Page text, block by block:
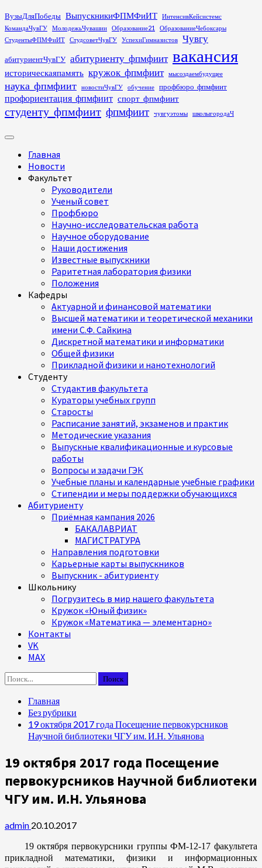
Перейти
к
содержимому
ВузыДляПобеды ВыпускникиФПМФиИТ
ИнтенсивКейсистемс
КомандаЧувГУ
МолодежьЧувашии Образование21
ОбразованиеЧебоксары
СтудентыФПМФиИТ
СтудсоветЧувГУ УспехиГимназистов Чувгу
абитуриентЧувГУ абитуриенту_фпмфиит вакансия
историческаяпамять кружок_фпмфиит мысоздаембудущее
наука_фпмфиит новостиЧувГУ обучение профбюро_фпмфиит
профориентация_фпмфиит спорт_фпмфиит
студенту_фпмфиит фпмфиит чувгуэтомы школыгородаЧ
Основное
Главная
Новости
Факультет
Руководители
Ученый совет
Профбюро
Научно-исследовательская работа
Научное оборудование
Наши достижения
Известные выпускники
Раритетная лаборатория физики
Положения
Кафедры
Актуарной и финансовой математики
Высшей математики и теоретической механики
имени С.Ф. Сайкина
Дискретной математики и информатики
Общей физики
Прикладной физики и нанотехнологий
Студенту
Студактив факультета
Кураторы учебных групп
Старосты
Расписание занятий, экзаменов и практик
Методические указания
Выпускные квалификационные и курсовые
работы
Вопросы и задачи ГЭК
Учебные планы и календарные учебные графики
Стипендии и меры поддержки обучающихся
Абитуриенту
Приёмная кампания 2026
БАКАЛАВРИАТ
МАГИСТРАТУРА
Направления подготовки
Карьерные карты выпускников
Выпускник - абитуриенту
Школьнику
Погрузитесь в мир нашего факультета
Кружок «Юный физик»
Кружок «Математика — элементарно»
Контакты
VK
MAX
Найти:
Главная
Без рубрики
19 октября 2017 года Посещение первокурсников
Научной библиотеки ЧГУ им. И.Н. Ульянова
19 октября 2017 года Посещение
первокурсников Научной библиотеки
ЧГУ им. И.Н. Ульянова
admin 20.10.2017
19 октября первокурсники группы ФМ-12-17 факультета
прикладной математики, физики и информационных